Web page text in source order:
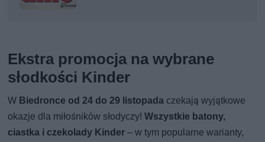
Ekstra promocja na wybrane
słodkości Kinder
W Biedronce od 24 do 29 listopada czekają wyjątkowe
okazje dla miłośników słodyczy!Wszystkie batony,
ciastka i czekolady Kinder – w tym popularne warianty,